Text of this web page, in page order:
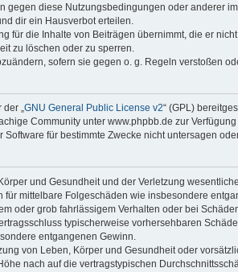
gegen diese Nutzungsbedingungen oder anderer
dir ein Hausverbot erteilen.
für die Inhalte von Beiträgen übernimmt, die er
zu löschen oder zu sperren.
sofern sie gegen o. g. Regeln verstoßen
der „GNU General Public License v2“ (GPL)
Community unter www.phpbb.de zur
für bestimmte Zwecke nicht untersagen
und Gesundheit und der Verletzung
mittelbare Folgeschäden wie insbesondere
oder grob fahrlässigem Verhalten oder bei
typischerweise vorhersehbaren
entgangenen Gewinn.
von Leben, Körper und Gesundheit oder
nach auf die vertragstypischen